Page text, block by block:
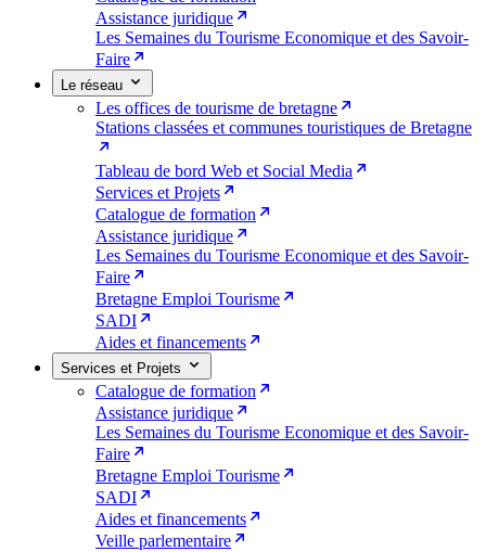
Assistance juridique
Les Semaines du Tourisme Economique et des Savoir-
Faire
Le réseau
Les offices de tourisme de bretagne
Stations classées et communes touristiques de Bretagne
Tableau de bord Web et Social Media
Services et Projets
Catalogue de formation
Assistance juridique
Les Semaines du Tourisme Economique et des Savoir-
Faire
Bretagne Emploi Tourisme
SADI
Aides et financements
Services et Projets
Catalogue de formation
Assistance juridique
Les Semaines du Tourisme Economique et des Savoir-
Faire
Bretagne Emploi Tourisme
SADI
Aides et financements
Veille parlementaire